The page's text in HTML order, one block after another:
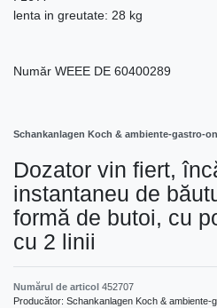
lenta in greutate: 28 kg
Număr WEEE DE 60400289
Schankanlagen Koch & ambiente-gastro-
Dozator vin fiert,
instantaneu de
formă de butoi, cu
cu 2 linii
Numărul de articol 452707
Producător: Schankanlagen Koch & ambiente-